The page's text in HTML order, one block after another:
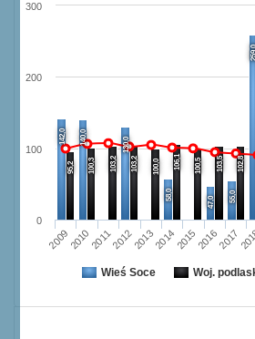
142,0 140,0 130,0
58,0
47,0 55,0
95,2 100,3 103,2 103,2 100,0 106,1 100,5 103,5 102,8
200920102011201220132014201520162017
0
100
200
300
Wieś Soce Woj.